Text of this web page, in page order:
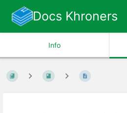
Docs Khroners
Info